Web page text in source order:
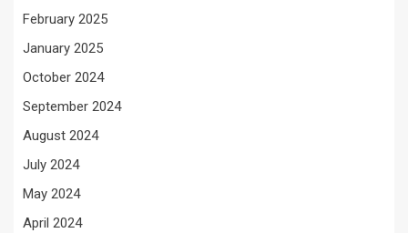
February 2025
January 2025
October 2024
September 2024
August 2024
July 2024
May 2024
April 2024